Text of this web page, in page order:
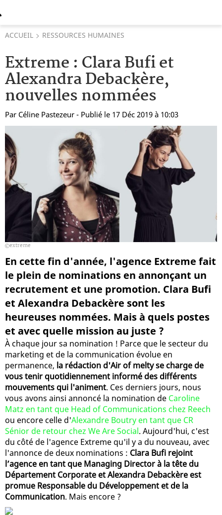
ACCUEIL RESSOURCES HUMAINES
Extreme : Clara Bufi et
Alexandra Debackère,
nouvelles nommées
Par Céline Pastezeur - Publié le 17 Déc 2019 à 10:03
extreme
En cette fin d'année, l'agence Extreme fait
le plein de nominations en annonçant un
recrutement et une promotion. Clara Bufi
et Alexandra Debackère sont les
heureuses nommées. Mais à quels postes
et avec quelle mission au juste ?
À chaque jour sa nomination ! Parce que le secteur du
marketing et de la communication évolue en
permanence, la rédaction d'Air of melty se charge de
vous tenir quotidiennement informé des différents
mouvements qui l'animent. Ces derniers jours, nous
vous avons ainsi annoncé la nomination de Caroline
Matz en tant que Head of Communications chez Reech
ou encore celle d'Alexandre Boutry en tant que CR
Sénior de retour chez We Are Social. Aujourd'hui, c'est
du côté de l'agence Extreme qu'il y a du nouveau, avec
l'annonce de deux nominations : Clara Bufi rejoint
l’agence en tant que Managing Director à la tête du
Département Corporate et Alexandra Debackère est
promue Responsable du Développement et de la
Communication. Mais encore ?